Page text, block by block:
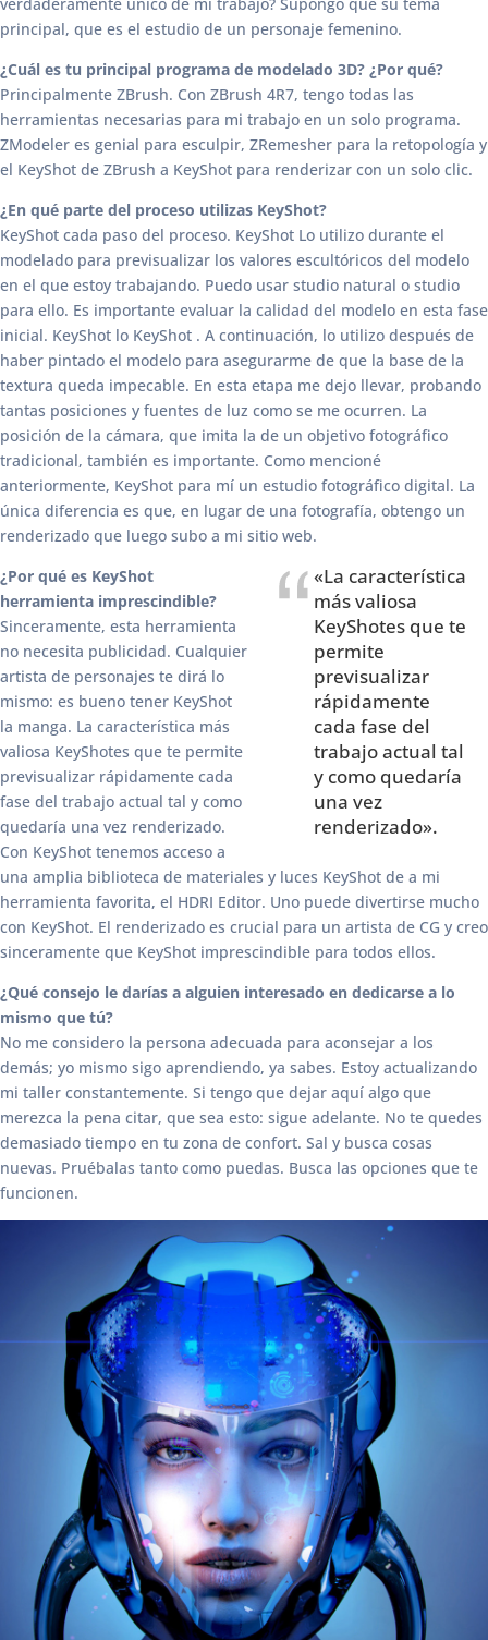
principal, que es el estudio de un personaje femenino.
¿Cuál es tu principal programa de modelado 3D? ¿Por qué?
Principalmente ZBrush. Con ZBrush 4R7, tengo todas las
herramientas necesarias para mi trabajo en un solo programa.
ZModeler es genial para esculpir, ZRemesher para la retopología y
el KeyShot de ZBrush a KeyShot para renderizar con un solo clic.
¿En qué parte del proceso utilizas KeyShot?
KeyShot cada paso del proceso. KeyShot Lo utilizo durante el
modelado para previsualizar los valores escultóricos del modelo
en el que estoy trabajando. Puedo usar studio natural o studio
para ello. Es importante evaluar la calidad del modelo en esta fase
inicial. KeyShot lo KeyShot . A continuación, lo utilizo después de
haber pintado el modelo para asegurarme de que la base de la
textura queda impecable. En esta etapa me dejo llevar, probando
tantas posiciones y fuentes de luz como se me ocurren. La
posición de la cámara, que imita la de un objetivo fotográfico
tradicional, también es importante. Como mencioné
anteriormente, KeyShot para mí un estudio fotográfico digital. La
única diferencia es que, en lugar de una fotografía, obtengo un
renderizado que luego subo a mi sitio web.
«La característica
más valiosa
KeyShotes que te
permite
previsualizar
rápidamente
cada fase del
trabajo actual tal
y como quedaría
una vez
renderizado».
¿Por qué es KeyShot
herramienta imprescindible?
Sinceramente, esta herramienta
no necesita publicidad. Cualquier
artista de personajes te dirá lo
mismo: es bueno tener KeyShot
la manga. La característica más
valiosa KeyShotes que te permite
previsualizar rápidamente cada
fase del trabajo actual tal y como
quedaría una vez renderizado.
Con KeyShot tenemos acceso a
una amplia biblioteca de materiales y luces KeyShot de a mi
herramienta favorita, el HDRI Editor. Uno puede divertirse mucho
con KeyShot. El renderizado es crucial para un artista de CG y creo
sinceramente que KeyShot imprescindible para todos ellos.
¿Qué consejo le darías a alguien interesado en dedicarse a lo
mismo que tú?
No me considero la persona adecuada para aconsejar a los
demás; yo mismo sigo aprendiendo, ya sabes. Estoy actualizando
mi taller constantemente. Si tengo que dejar aquí algo que
merezca la pena citar, que sea esto: sigue adelante. No te quedes
demasiado tiempo en tu zona de confort. Sal y busca cosas
nuevas. Pruébalas tanto como puedas. Busca las opciones que te
funcionen.